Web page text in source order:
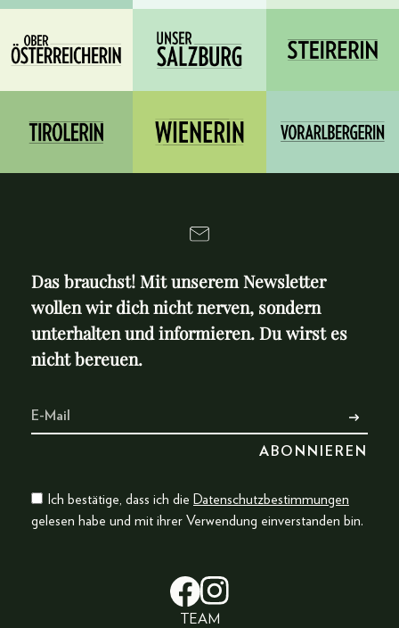
Das brauchst! Mit unserem Newsletter
wollen wir dich nicht nerven, sondern
unterhalten und informieren. Du wirst es
nicht bereuen.
Ich bestätige, dass ich die Datenschutzbestimmungen
gelesen habe und mit ihrer Verwendung einverstanden bin.
TEAM